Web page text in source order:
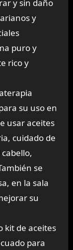
y sin daño
y
puro y
rico y
su uso en
usar aceites
cuidado de
se
en la sala
su
kit de aceites
para